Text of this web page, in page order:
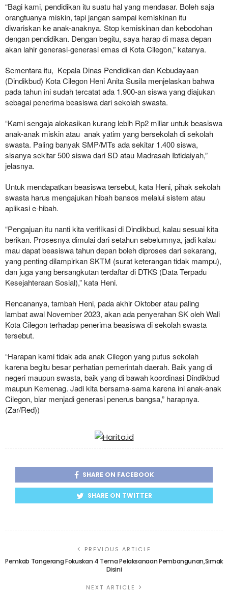
“Bagi kami, pendidikan itu suatu hal yang mendasar. Boleh saja
orangtuanya miskin, tapi jangan sampai kemiskinan itu
diwariskan ke anak-anaknya. Stop kemiskinan dan kebodohan
dengan pendidikan. Dengan begitu, saya harap di masa depan
akan lahir generasi-generasi emas di Kota Cilegon,” katanya.
Sementara itu, Kepala Dinas Pendidikan dan Kebudayaan
(Dindikbud) Kota Cilegon Heni Anita Susila menjelaskan bahwa
pada tahun ini sudah tercatat ada 1.900-an siswa yang diajukan
sebagai penerima beasiswa dari sekolah swasta.
“Kami sengaja alokasikan kurang lebih Rp2 miliar untuk beasiswa
anak-anak miskin atau anak yatim yang bersekolah di sekolah
swasta. Paling banyak SMP/MTs ada sekitar 1.400 siswa,
sisanya sekitar 500 siswa dari SD atau Madrasah Ibtidaiyah,”
jelasnya.
Untuk mendapatkan beasiswa tersebut, kata Heni, pihak sekolah
swasta harus mengajukan hibah bansos melalui sistem atau
aplikasi e-hibah.
“Pengajuan itu nanti kita verifikasi di Dindikbud, kalau sesuai kita
berikan. Prosesnya dimulai dari setahun sebelumnya, jadi kalau
mau dapat beasiswa tahun depan boleh diproses dari sekarang,
yang penting dilampirkan SKTM (surat keterangan tidak mampu),
dan juga yang bersangkutan terdaftar di DTKS (Data Terpadu
Kesejahteraan Sosial),” kata Heni.
Rencananya, tambah Heni, pada akhir Oktober atau paling
lambat awal November 2023, akan ada penyerahan SK oleh Wali
Kota Cilegon terhadap penerima beasiswa di sekolah swasta
tersebut.
“Harapan kami tidak ada anak Cilegon yang putus sekolah
karena begitu besar perhatian pemerintah daerah. Baik yang di
negeri maupun swasta, baik yang di bawah koordinasi Dindikbud
maupun Kemenag. Jadi kita bersama-sama karena ini anak-anak
Cilegon, biar menjadi generasi penerus bangsa,” harapnya.
(Zar/Red))
SHARE ON FACEBOOK
SHARE ON TWITTER
PREVIOUS ARTICLE
Pemkab Tangerang Fokuskan 4 Tema Pelaksanaan Pembangunan,Simak
Disini
NEXT ARTICLE